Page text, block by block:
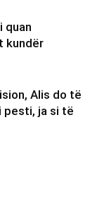
quan
kundër
Alis do të
pesti, ja si të